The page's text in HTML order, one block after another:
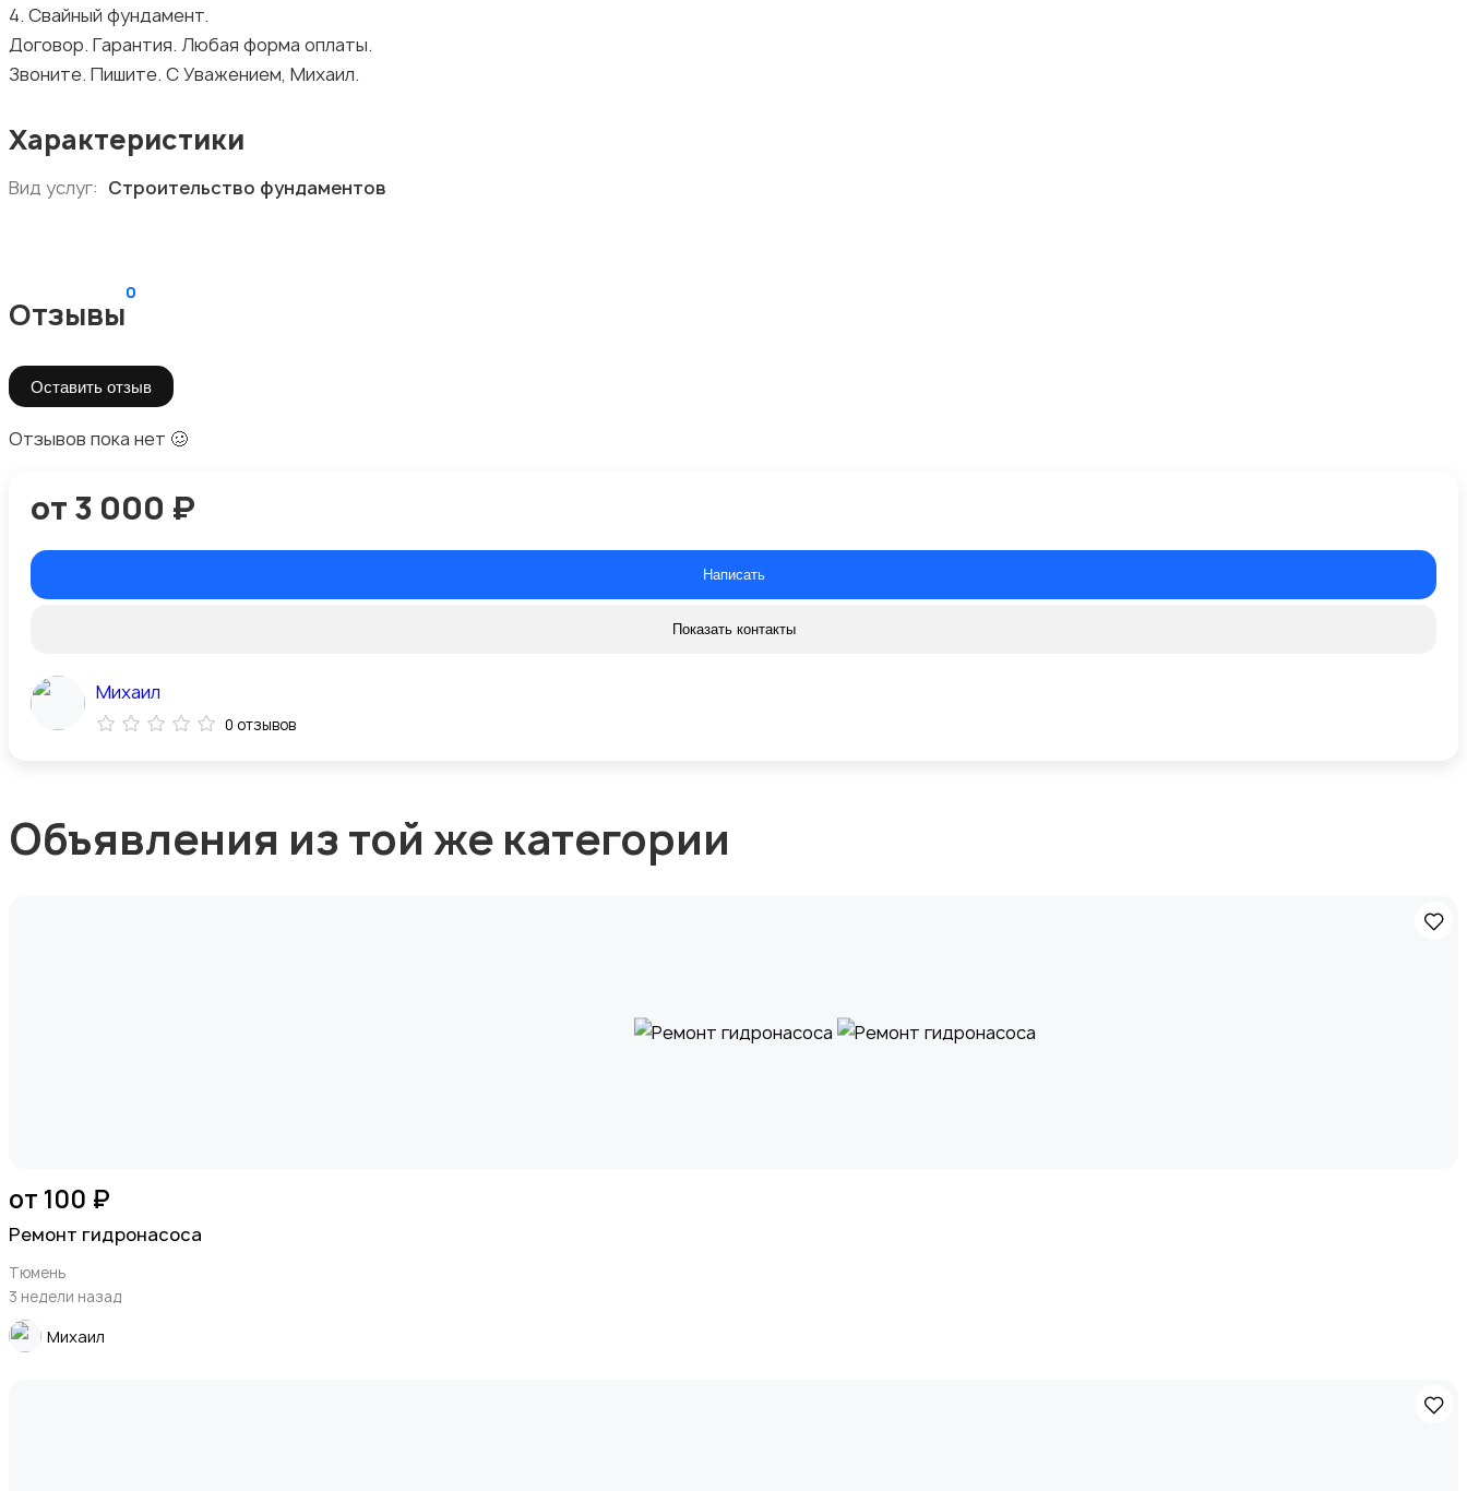
4. Свайный фундамент.
Договор. Гарантия. Любая форма оплаты.
Звоните. Пишите. С Уважением, Михаил.
Характеристики
Вид услуг: Строительство фундаментов
Отзывы
0
Оставить отзыв
Отзывов пока нет 🥴
от 3 000 ₽
Написать
Показать контакты
Михаил
0 отзывов
Объявления из той же категории
от 100 ₽
Ремонт гидронасоса
Тюмень
3 недели назад
Михаил